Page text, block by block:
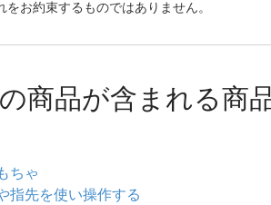
をお約束するものではありません。
商品が含まれる商
ちゃ
指先を使い操作する